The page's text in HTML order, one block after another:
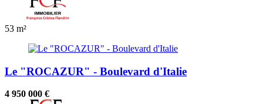
53 m²
Le "ROCAZUR" - Boulevard d'Italie
4 950 000 €